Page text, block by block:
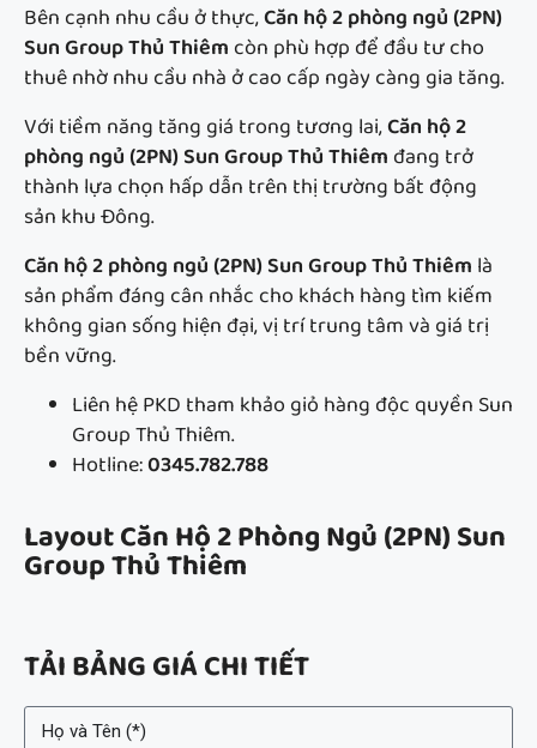
Bên cạnh nhu cầu ở thực,Căn hộ 2 phòng ngủ (2PN)
Sun Group Thủ Thiêm còn phù hợp để đầu tư cho
thuê nhờ nhu cầu nhà ở cao cấp ngày càng gia tăng.
Với tiềm năng tăng giá trong tương lai,Căn hộ 2
phòng ngủ (2PN) Sun Group Thủ Thiêm đang trở
thành lựa chọn hấp dẫn trên thị trường bất động
sản khu Đông.
Căn hộ 2 phòng ngủ (2PN) Sun Group Thủ Thiêm là
sản phẩm đáng cân nhắc cho khách hàng tìm kiếm
không gian sống hiện đại, vị trí trung tâm và giá trị
bền vững.
Liên hệ PKD tham khảo giỏ hàng độc quyền Sun
Group Thủ Thiêm.
Hotline:0345.782.788
Layout Căn Hộ 2 Phòng Ngủ (2PN) Sun
Group Thủ Thiêm
TẢI BẢNG GIÁ CHI TIẾT